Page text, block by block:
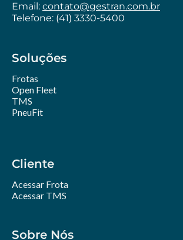
Soluções
Frotas
Open Fleet
TMS
PneuFit
Cliente
Acessar Frota
Acessar TMS
Sobre Nós
Email: contato@gestran.com.br
Telefone: (41) 3330-5400